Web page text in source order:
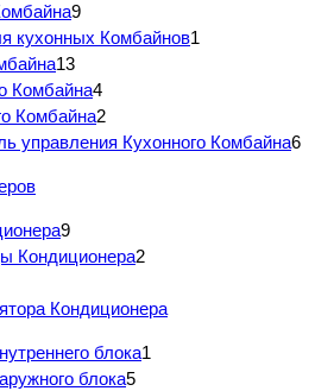
9
кухонных Комбайнов1
13
Комбайна4
Комбайна2
управления Кухонного Комбайна6
9
Кондиционера2
Кондиционера
блока1
блока5